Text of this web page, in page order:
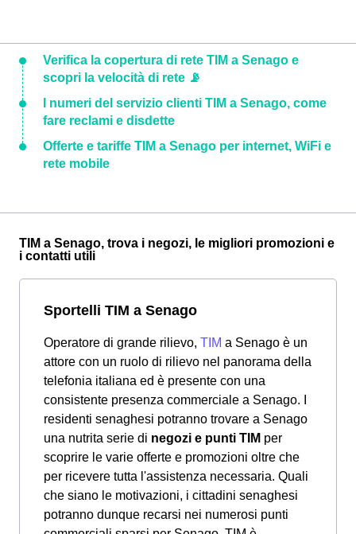
Verifica la copertura di rete TIM a Senago e
scopri la velocità di rete 📡
I numeri del servizio clienti TIM a Senago, come
fare reclami e disdette
Offerte e tariffe TIM a Senago per internet, WiFi e
rete mobile
TIM a Senago, trova i negozi, le migliori promozioni e
i contatti utili
Sportelli TIM a Senago
Operatore di grande rilievo, TIM a Senago è un
attore con un ruolo di rilievo nel panorama della
telefonia italiana ed è presente con una
consistente presenza commerciale a Senago. I
residenti senaghesi potranno trovare a Senago
una nutrita serie di negozi e punti TIM per
scoprire le varie offerte e promozioni oltre che
per ricevere tutta l'assistenza necessaria. Quali
che siano le motivazioni, i cittadini senaghesi
potranno dunque recarsi nei numerosi punti